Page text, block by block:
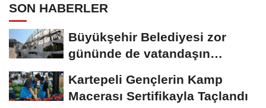
SON HABERLER
Büyükşehir Belediyesi zor
gününde de vatandaşın
Kartepeli Gençlerin Kamp
Macerası Sertifikayla Taçlandı